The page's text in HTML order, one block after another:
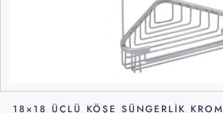
18×18 ÜÇLÜ KÖŞE SÜNGERLIK KROM